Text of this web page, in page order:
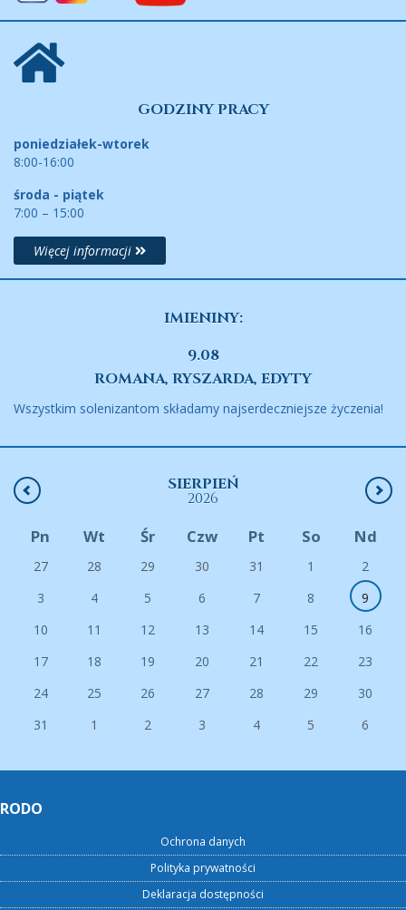
GODZINY PRACY
poniedziałek-wtorek
8:00-16:00
środa - piątek
7:00 – 15:00
Więcej informacji
IMIENINY:
9.08
ROMANA, RYSZARDA, EDYTY
Wszystkim solenizantom składamy najserdeczniejsze życzenia!
SIERPIEŃ
2026
Pn Wt Śr Czw Pt So Nd
27 28 29 30 31 1
2
3
4 5 6 7 8
9
10
11 12 13 14 15
16
17
18 19 20 21 22
23
24
25 26 27 28 29
30
31
1 2 3 4 5 6
RODO
Ochrona danych
Polityka prywatności
Deklaracja dostępności